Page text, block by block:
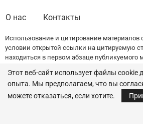
О нас Контакты
Использование и цитирование материалов
условии открытой ссылки на цитируемую
находиться в первом абзаце публикуемого
© 2022 — All Rights Reserved.
Этот веб-сайт использует файлы cookie
опыта. Мы предполагаем, что вы
можете отказаться, если хотите.